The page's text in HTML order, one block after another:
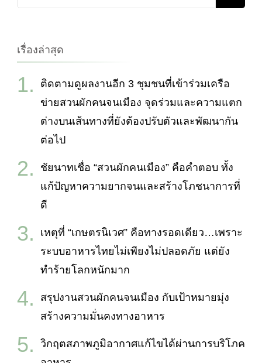
เกี่ยว
เรื่องล่าสุด
ติดตามดูผลงานอีก 3 ชุมชนที่เข้าร่วมเครือ
ข่ายสวนผักคนจนเมือง จุดร่วมและความแตก
ต่างบนเส้นทางที่ยังต้องปรับตัวและพัฒนากัน
ต่อไป
ชัยนาทเชื่อ “สวนผักคนเมือง” คือคำตอบ ทั้ง
แก้ปัญหาความยากจนและสร้างโภชนาการที่
ดี
เหตุที่ “เกษตรนิเวศ” คือทางรอดเดียว…เพราะ
ระบบอาหารไทยไม่เพียงไม่ปลอดภัย แต่ยัง
ทำร้ายโลกหนักมาก
สรุปงานสวนผักคนจนเมือง กับเป้าหมายมุ่ง
สร้างความมั่นคงทางอาหาร
วิกฤตสภาพภูมิอากาศแก้ไขได้ผ่านการบริโภค